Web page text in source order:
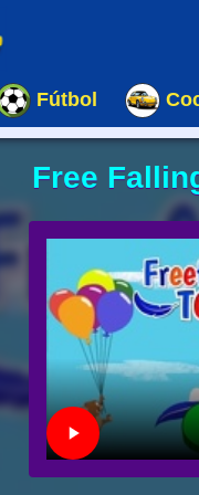
Fútbol
Free